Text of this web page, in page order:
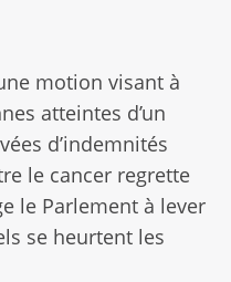
motion visant à
atteintes d’un
d’indemnités
le cancer regrette
le Parlement à lever
se heurtent les